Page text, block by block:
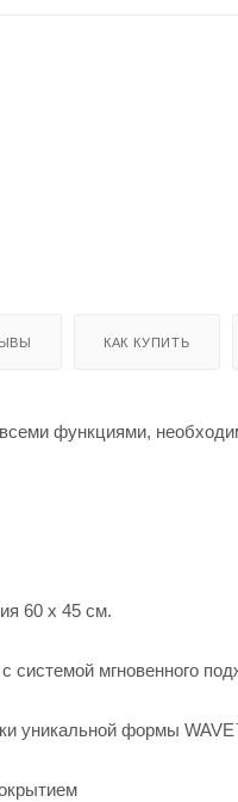
КАК КУПИТЬ
всеми функциями,
60 х 45 см.
системой мгновенного
уникальной формы